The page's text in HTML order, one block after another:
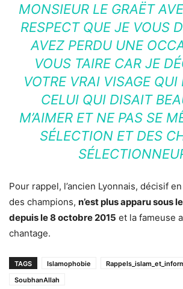
MONSIEUR LE GRAËT
RESPECT QUE JE VOUS
AVEZ PERDU UNE
VOUS TAIRE CAR JE
VOTRE VRAI VISAGE QUI
CELUI QUI DISAIT
M’AIMER ET NE PAS SE
SÉLECTION ET DES
Pour rappel, l’ancien Lyonnais, décisif
des champions, n’est plus apparu sous
depuis le 8 octobre 2015 et la fameuse
chantage.
TAGS Islamophobie
SoubhanAllah